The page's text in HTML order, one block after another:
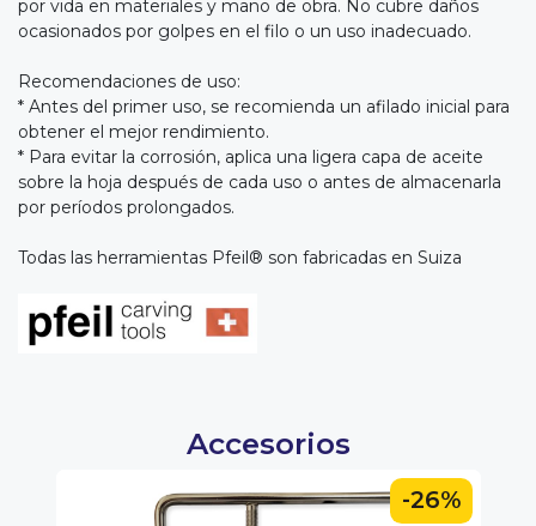
por vida en materiales y mano de obra. No cubre daños
ocasionados por golpes en el filo o un uso inadecuado.
Recomendaciones de uso:
* Antes del primer uso, se recomienda un afilado inicial para
obtener el mejor rendimiento.
* Para evitar la corrosión, aplica una ligera capa de aceite
sobre la hoja después de cada uso o antes de almacenarla
por períodos prolongados.
Todas las herramientas Pfeil® son fabricadas en Suiza
Accesorios
-26%